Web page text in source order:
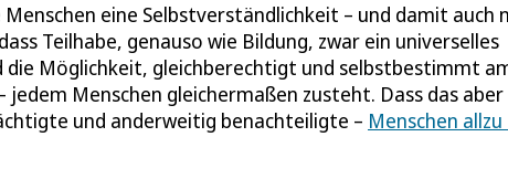
eine Selbstverständlichkeit – und damit auch
Teilhabe, genauso wie Bildung, zwar ein universelles
die Möglichkeit, gleichberechtigt und selbstbestimmt
Menschen gleichermaßen zusteht. Dass das aber
und anderweitig benachteiligte – Menschen